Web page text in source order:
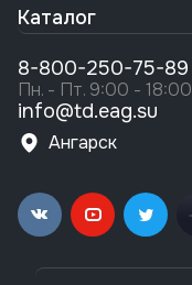
Каталог
8-800-250-75-89
Пн. - Пт. 9:00 - 18:00
info@td.eag.su
Ангарск